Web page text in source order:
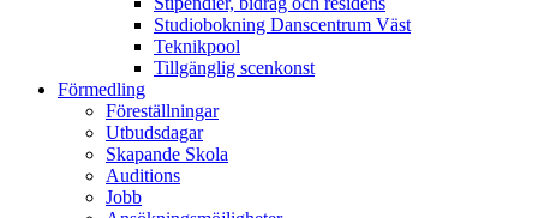
Studiobokning Danscentrum Väst
Teknikpool
Tillgänglig scenkonst
Förmedling
Föreställningar
Utbudsdagar
Skapande Skola
Auditions
Jobb